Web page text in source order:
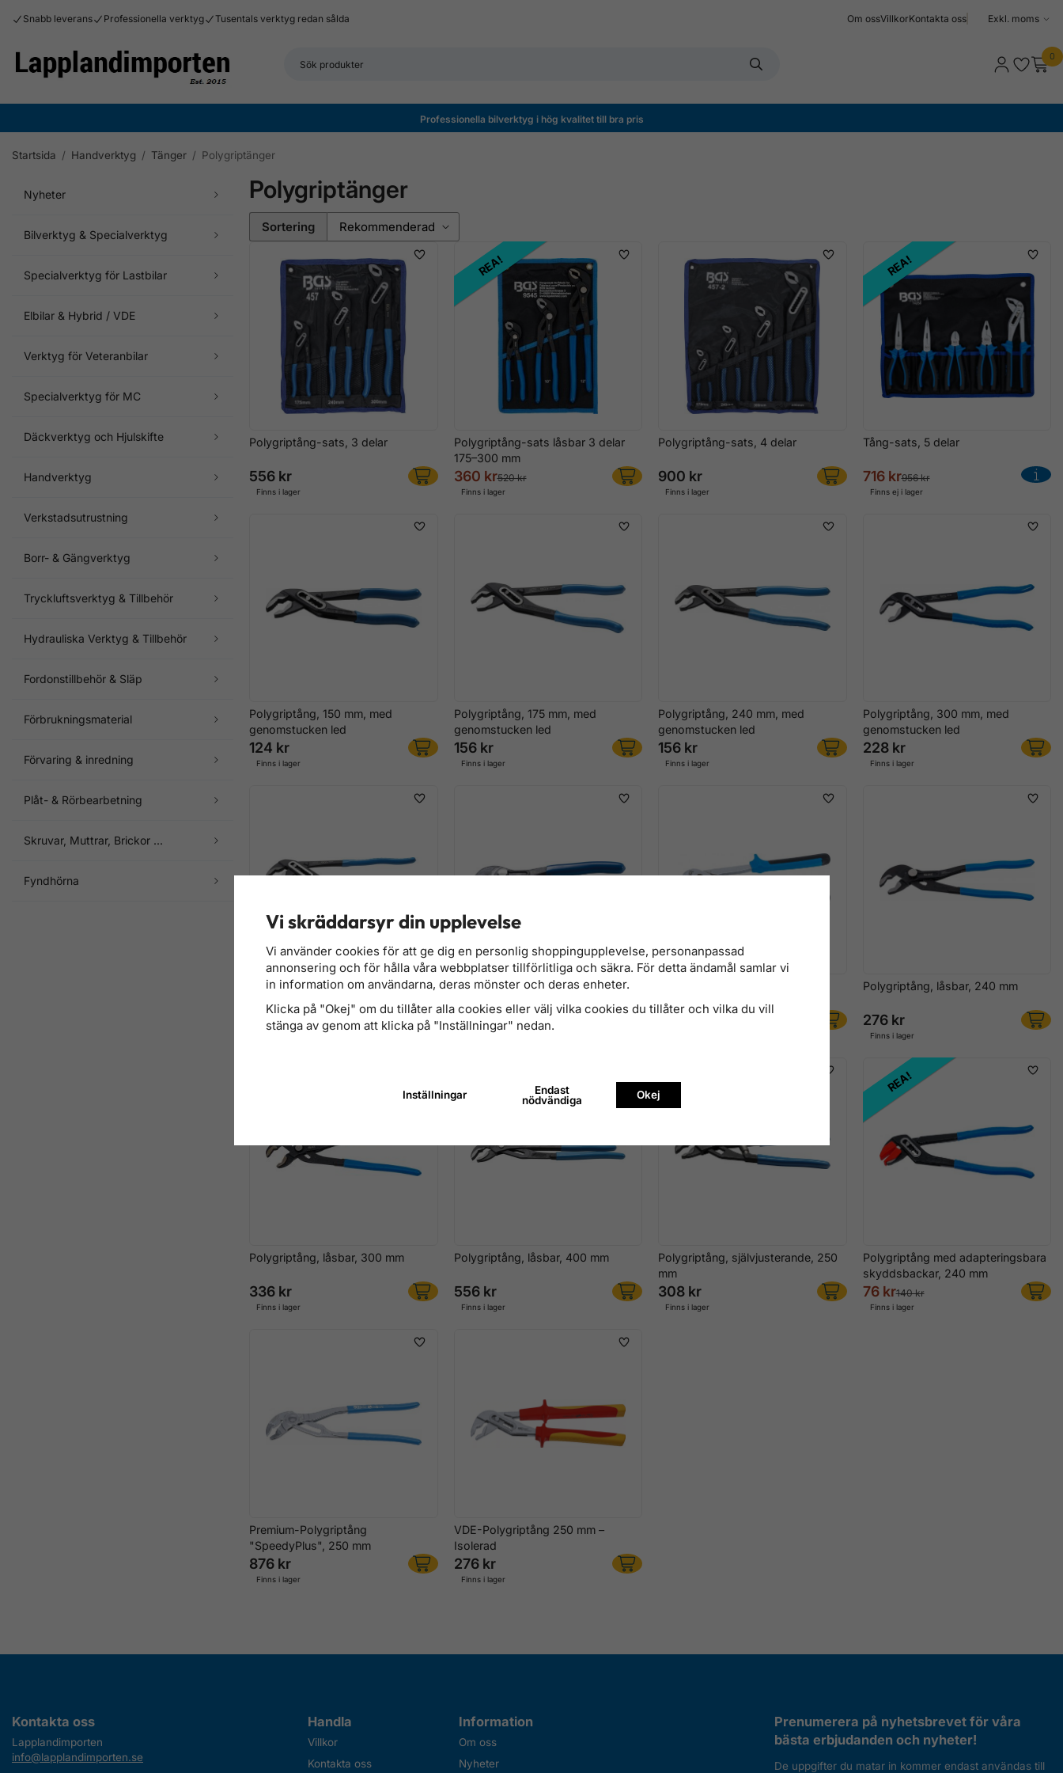
Snabb leverans Professionella verktyg Tusentals verktyg redan sålda Om ossVillkorKontakta oss
Välj
0
Professionella bilverktyg i hög kvalitet till bra pris
Startsida / Handverktyg / Tänger / Polygriptänger
Nyheter
Bilverktyg & Specialverktyg
Specialverktyg för Lastbilar
Elbilar & Hybrid / VDE
Verktyg för Veteranbilar
Specialverktyg för MC
Däckverktyg och Hjulskifte
Handverktyg
Verkstadsutrustning
Borr- & Gängverktyg
Tryckluftsverktyg & Tillbehör
Hydrauliska Verktyg & Tillbehör
Fordonstillbehör & Släp
Förbrukningsmaterial
Förvaring & inredning
Plåt- & Rörbearbetning
Skruvar, Muttrar, Brickor ...
Fyndhörna
Polygriptänger
Sortering
Polygriptång-sats, 3 delar
556 kr
Finns i lager
REA!
Polygriptång-sats låsbar 3 delar
175–300 mm
360 kr520 kr
Finns i lager
Polygriptång-sats, 4 delar
900 kr
Finns i lager
REA!
Tång-sats, 5 delar
716 kr956 kr
Finns ej i lager
Polygriptång, 150 mm, med
genomstucken led
124 kr
Finns i lager
Polygriptång, 175 mm, med
genomstucken led
156 kr
Finns i lager
Polygriptång, 240 mm, med
genomstucken led
156 kr
Finns i lager
Polygriptång, 300 mm, med
genomstucken led
228 kr
Finns i lager
Polygriptång, 400 mm, med
genomstucken led
508 kr
Finns i lager
Polygriptång, låsbar, 175 mm
188 kr
Finns i lager
genomstucken led
236 kr
Polygriptång, låsbar, 240 mm
276 kr
Finns i lager
Polygriptång, låsbar, 300 mm
336 kr
Finns i lager
Polygriptång, låsbar, 400 mm
556 kr
Finns i lager
Polygriptång, självjusterande, 250
mm
308 kr
Finns i lager
REA!
Polygriptång med adapteringsbara
skyddsbackar, 240 mm
76 kr140 kr
Finns i lager
Premium-Polygriptång
"SpeedyPlus", 250 mm
876 kr
Finns i lager
VDE-Polygriptång 250 mm –
Isolerad
276 kr
Finns i lager
Kontakta oss
Lapplandimporten
info@lapplandimporten.se
Handla
Villkor
Kontakta oss
Information
Om oss
Nyheter
Prenumerera på nyhetsbrevet för våra
bästa erbjudanden och nyheter!
De uppgifter du matar in kommer endast användas till
Vi skräddarsyr din upplevelse
Vi använder cookies för att ge dig en personlig shoppingupplevelse, personanpassad
annonsering och för hålla våra webbplatser tillförlitliga och säkra. För detta ändamål samlar vi
in information om användarna, deras mönster och deras enheter.
Klicka på "Okej" om du tillåter alla cookies eller välj vilka cookies du tillåter och vilka du vill
stänga av genom att klicka på "Inställningar" nedan.
Inställningar
Endast
nödvändiga
Okej